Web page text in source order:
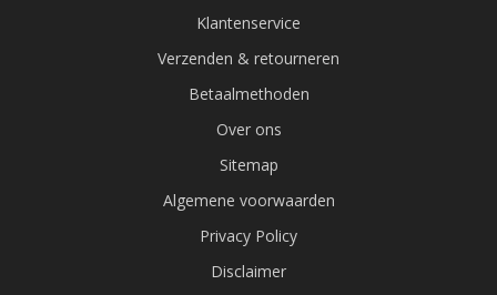
Klantenservice
Verzenden & retourneren
Betaalmethoden
Over ons
Sitemap
Algemene voorwaarden
Privacy Policy
Disclaimer